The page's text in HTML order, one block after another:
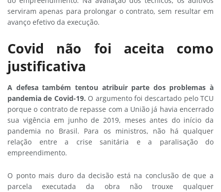
serviram apenas para prolongar o contrato, sem resultar em
avanço efetivo da execução.
Covid não foi aceita como
justificativa
A defesa também tentou atribuir parte dos problemas à
pandemia de Covid-19. O argumento foi descartado pelo TCU
porque o contrato de repasse com a União já havia encerrado
sua vigência em junho de 2019, meses antes do início da
pandemia no Brasil. Para os ministros, não há qualquer
relação entre a crise sanitária e a paralisação do
empreendimento.
O ponto mais duro da decisão está na conclusão de que a
parcela executada da obra não trouxe qualquer